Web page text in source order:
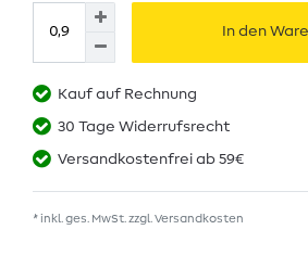
In den
Kauf auf Rechnung
30 Tage Widerrufsrecht
Versandkostenfrei ab 59€
* inkl. ges. MwSt. zzgl. Versandkosten